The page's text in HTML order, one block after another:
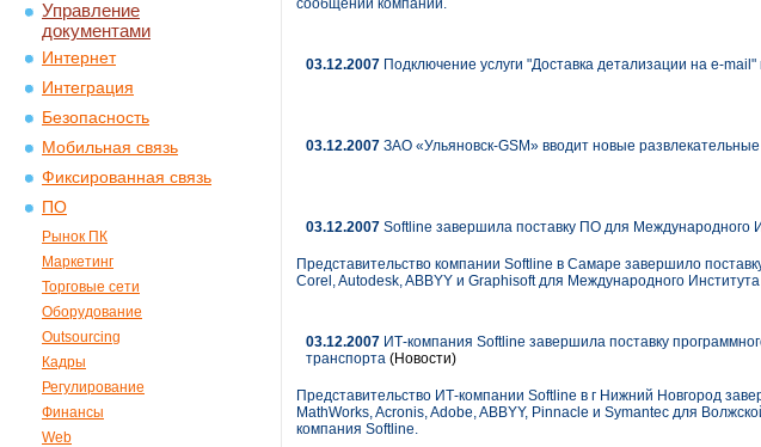
Управление
документами
Интернет
Интеграция
Безопасность
Мобильная связь
Фиксированная связь
ПО
Рынок ПК
Маркетинг
Торговые сети
Оборудование
Outsourcing
Кадры
Регулирование
Финансы
Web
сообщении компании.
03.12.2007 Подключение услуги "Доставка детализации на e-
03.12.2007 ЗАО «Ульяновск-GSM» вводит новые развлекательные
03.12.2007 Softline завершила поставку ПО для Международного
Представительство компании Softline в Самаре завершило
Corel, Autodesk, ABBYY и Graphisoft для Международного
03.12.2007 ИТ-компания Softline завершила поставку
транспорта (Новости)
Представительство ИТ-компании Softline в г Нижний Новгород
MathWorks, Acronis, Adobe, ABBYY, Pinnacle и Symantec для
компания Softline.